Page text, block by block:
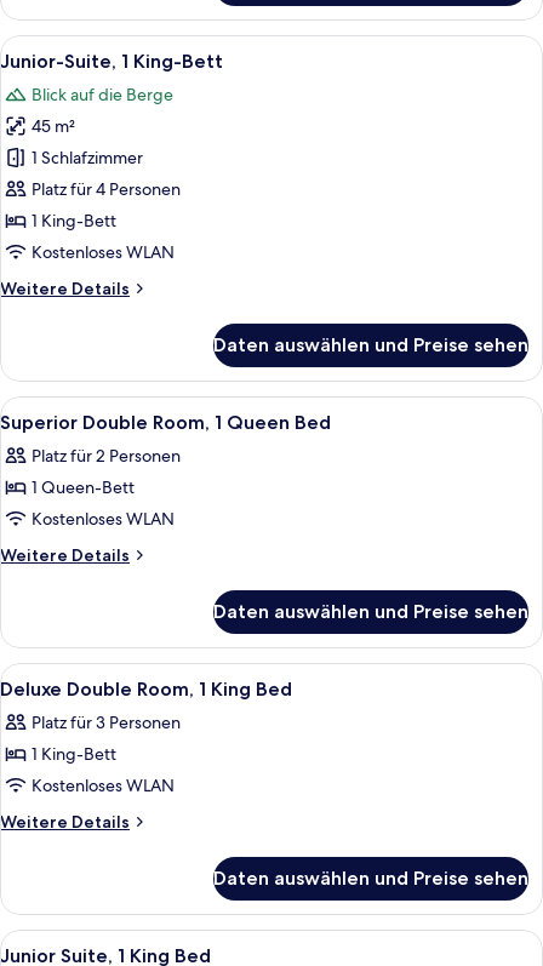
Doppelzimmer,
1 King-
Bett
Alle
Fotos
für
Junior-
Suite,
1 King-
Bett
anzeigen
Junior-Suite, 1 King-Bett | Minibar,
6
Junior-Suite, 1 King-Bett
Blick auf die Berge
45 m²
1 Schlafzimmer
Platz für 4 Personen
1 King-Bett
Kostenloses WLAN
Weitere Details
Weitere
Suite,
1 King-
Bett
Daten auswählen und Preise sehen
Alle
Fotos
für
Superior
Double
Room,
Bed
anzeigen
Ein Hotelzimmer mit einem großen
4
Superior Double Room, 1 Queen Bed
Platz für 2 Personen
1 Queen-Bett
Kostenloses WLAN
Weitere Details
Weitere
Double
Room,
1
Bed
Daten auswählen und Preise sehen
Alle
Fotos
für
Deluxe
Double
Room,
Bed
anzeigen
Ein Hotelzimmer mit einem großen
3
Deluxe Double Room, 1 King Bed
Platz für 3 Personen
1 King-Bett
Kostenloses WLAN
Weitere Details
Weitere
Double
Room,
1
Daten auswählen und Preise sehen
Alle
Ein Zimmer mit Streifenmuster an
2
Junior Suite, 1 King Bed